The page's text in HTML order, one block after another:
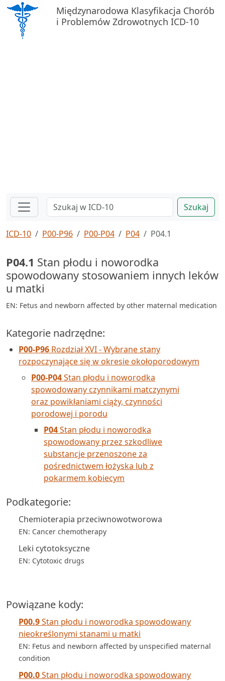
Międzynarodowa Klasyfikacja Chorób
i Problemów Zdrowotnych ICD-10
Szukaj
ICD-10 P00-P96 P00-P04 P04 P04.1
P04.1 Stan płodu i noworodka
spowodowany stosowaniem innych leków
u matki
EN: Fetus and newborn affected by other maternal medication
Kategorie nadrzędne:
P00-P96 Rozdział XVI - Wybrane stany
rozpoczynające się w okresie okołoporodowym
P00-P04Stan płodu i noworodka
spowodowany czynnikami matczynymi
oraz powikłaniami ciąży, czynności
porodowej i porodu
P04Stan płodu i noworodka
spowodowany przez szkodliwe
substancje przenoszone za
pośrednictwem łożyska lub z
pokarmem kobiecym
Podkategorie:
Chemioterapia przeciwnowotworowa
EN: Cancer chemotherapy
Leki cytotoksyczne
EN: Cytotoxic drugs
Powiązane kody:
P00.9Stan płodu i noworodka spowodowany
nieokreślonymi stanami u matki
EN: Fetus and newborn affected by unspecified maternal
condition
P00.0Stan płodu i noworodka spowodowany